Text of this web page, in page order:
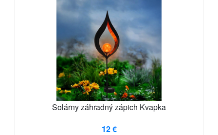
Solárny záhradný zápich Kvapka
12 €